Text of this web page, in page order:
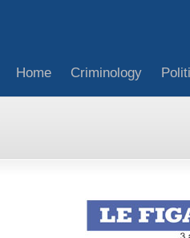
Home Criminology